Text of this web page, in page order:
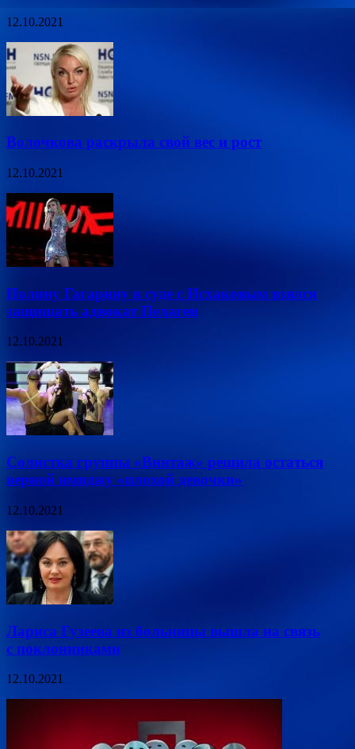
12.10.2021
Волочкова раскрыла свой вес и рост
12.10.2021
Полину Гагарину в суде с Исхаковым взялся
защищать адвокат Пелагеи
12.10.2021
Солистка группы «Винтаж» решила остаться
верной имиджу «плохой девочки»
12.10.2021
Лариса Гузеева из больницы вышла на связь
с поклонниками
12.10.2021